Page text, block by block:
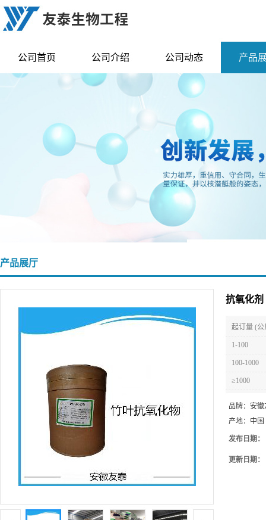
公司首页 公司介绍 公司动态 产品
产品展厅
抗氧化剂
起订量 (公
1-100
100-1000
≥1000
品牌： 安徽
产地： 中国
发布日期：
更新日期：